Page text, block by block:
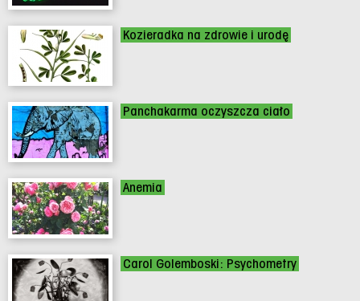
Kozieradka na zdrowie i urodę
Panchakarma oczyszcza ciało
Anemia
Carol Golemboski: Psychometry